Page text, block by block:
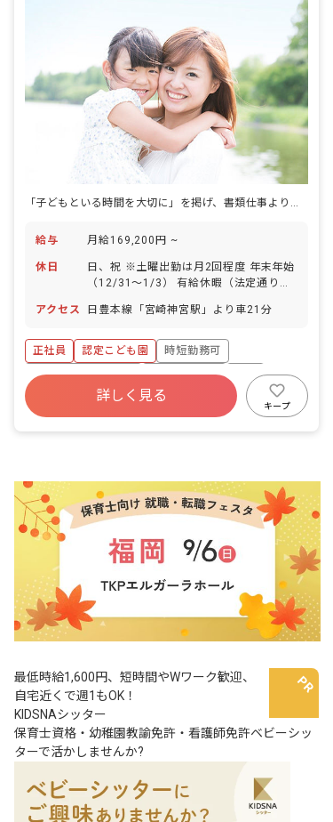
「子どもといる時間を大切に」を掲げ、書類仕事より子どもと向き合う時間を選ぶ認定こども園です。
給与 月給169,200円 ~
休日
日、祝 ※土曜出勤は月2回程度 年末年始
（12/31～1/3） 有給休暇（法定通り）
アクセス
日豊本線「宮崎神宮駅」より車21分
正社員 認定こども園
時短勤務可
ボーナス・賞与あり
社会保険完備
有給
昇給昇進あり
社会福祉法人
詳しく見る
キープ
最低時給1,600円、短時間やWワーク歓迎、
自宅近くで週1もOK！
KIDSNAシッター
保育士資格・幼稚園教諭免許・看護師免許ベビーシッ
ターで活かしませんか?